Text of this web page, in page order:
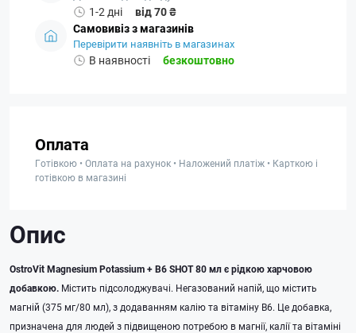
1-2 дні
від 70 ₴
Самовивіз з магазинів
Перевірити наявніть в магазинах
В наявності безкоштовно
Оплата
Готівкою • Оплата на рахунок • Наложений платіж • Карткою і
готівкою в магазині
Опис
OstroVit Magnesium Potassium + B6 SHOT 80 мл є рідкою харчовою
добавкою. Містить підсолоджувачі. Негазований напій, що містить
магній (375 мг/80 мл), з додаванням калію та вітаміну В6. Це добавка,
призначена для людей з підвищеною потребою в магнії, калії та вітаміні